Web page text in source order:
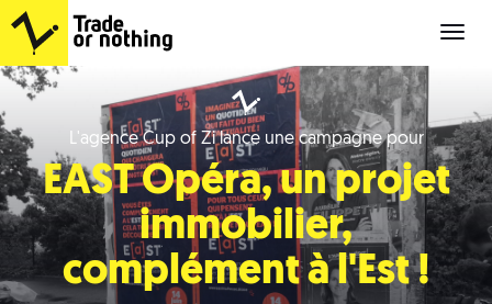
Cup
of
Zi
L'agence Cup of Zi lance une campagne pour
EAST Opéra, un projet
immobilier,
complément à l'Est !